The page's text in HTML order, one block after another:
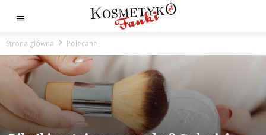
Strona główna Polecane